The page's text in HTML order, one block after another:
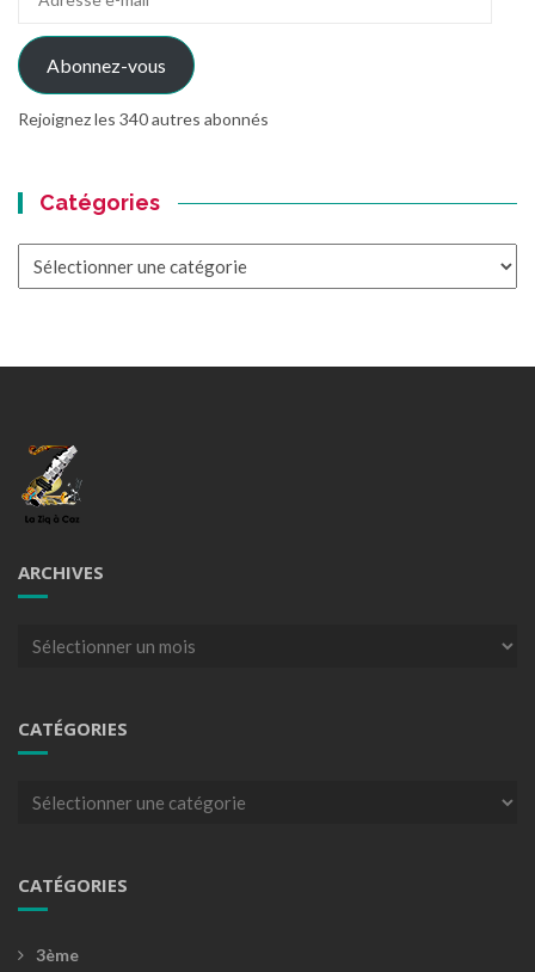
mail
Abonnez-vous
Rejoignez les 340 autres abonnés
Catégories
ARCHIVES
Archives
CATÉGORIES
Catégories
CATÉGORIES
3ème